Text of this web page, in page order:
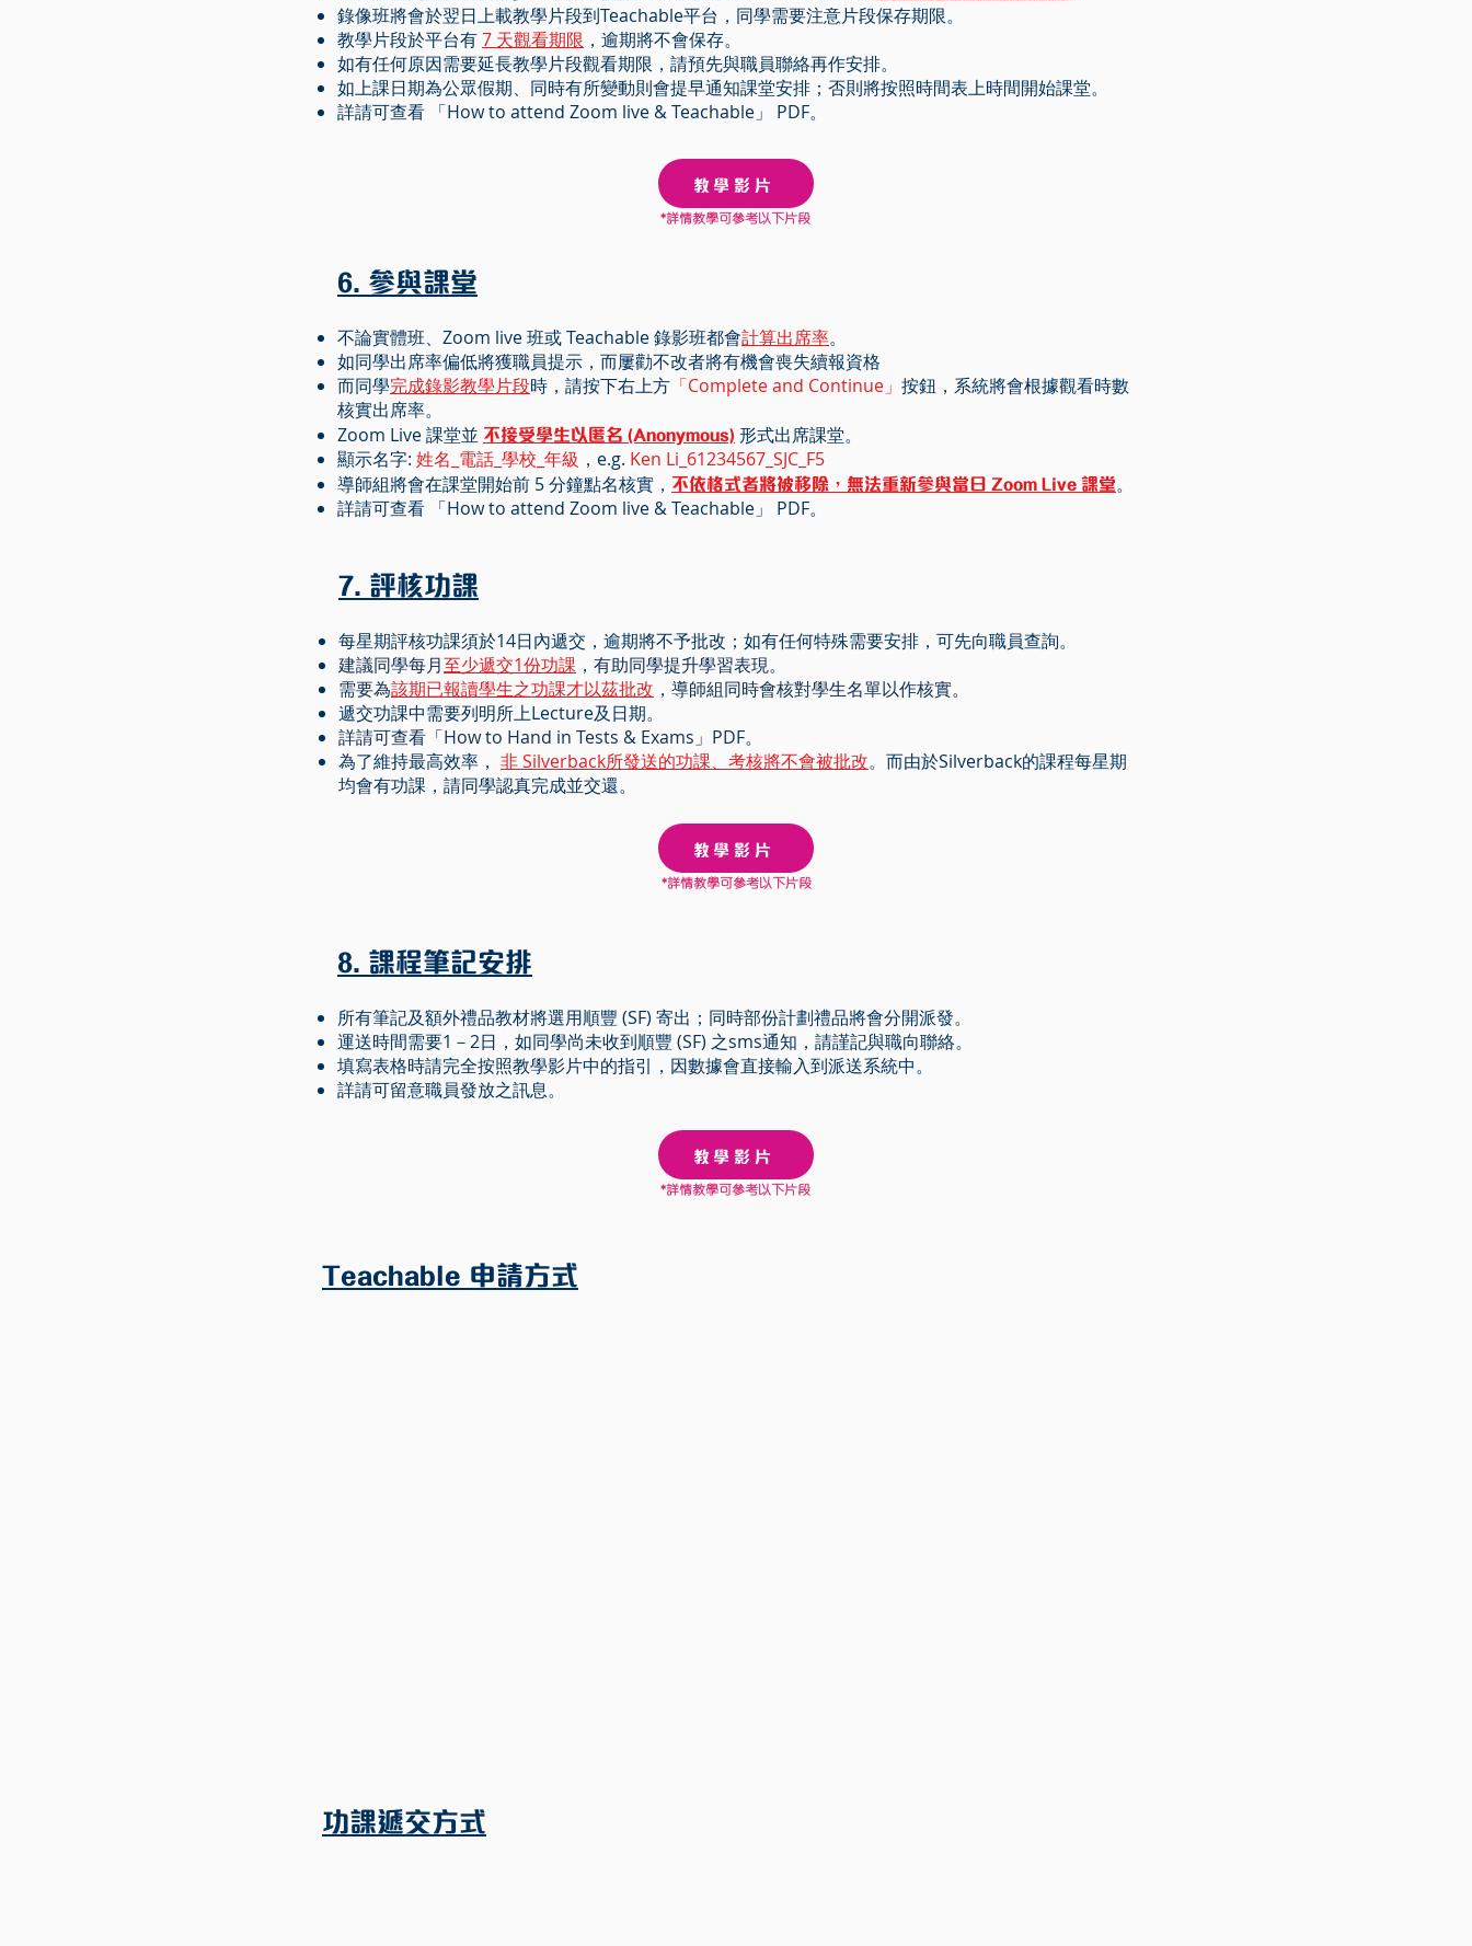
錄像班將會於翌日上載教學片段到Teachable平台，同學需要注意片段保存期限。
教學片段於平台有7 天觀看期限 ，逾期將不會保存。
如有任何原因需要延長教學片段觀看期限，請預先與職員聯絡再作安排。
如上課日期為公眾假期、同時有所變動則會提早通知課堂安排；否則將按照時間表上時間開始課堂。
詳請可查看 「How to attend Zoom live & Teachable」 PDF。
教學影片
*詳情教學可參考以下片段
6. 參與課堂
不論實體班、Zoom live 班或 Teachable 錄影班都會計算出席率。
如同學出席率偏低將獲職員提示，而屢勸不改者將有機會喪失續報資格
而同學完成錄影教學片段時，請按下右上方 「Complete and Continue」 按鈕，系統將會根據觀看時數
核實出席率。
Zoom Live 課堂並 不接受學生以匿名 (Anonymous) 形式出席課堂。
顯示名字: 姓名_電話_學校_年級 ，e.g. Ken Li_61234567_SJC_F5
導師組將會在課堂開始前 5 分鐘點名核實， 不依格式者將被移除，無法重新參與當日 Zoom Live 課堂。
詳請可查看 「How to attend Zoom live & Teachable」 PDF。
7. 評核功課
每星期評核功課須於14日內遞交，逾期將不予批改；如有任何特殊需要安排，可先向職員查詢。
建議同學每月至少遞交1份功課 ，有助同學提升學習表現。
需要為該期已報讀學生之功課才以茲批改 ，導師組同時會核對學生名單以作核實。
遞交功課中需要列明所上Lecture及日期。
詳請可查看「How to Hand in Tests & Exams」PDF。
為了維持最高效率， 非 Silverback所發送的功課、考核將不會被批改。而由於Silverback的課程每星期
均會有功課，請同學認真完成並交還。
教學影片
*詳情教學可參考以下片段
8. 課程筆記安排
所有筆記及額外禮品教材將選用順豐 (SF) 寄出；同時部份計劃禮品將會分開派發。
運送時間需要1－2日，如同學尚未收到順豐 (SF) 之sms通知，請謹記與職向聯絡。
填寫表格時請完全按照教學影片中的指引，因數據會直接輸入到派送系統中。
詳請可留意職員發放之訊息。
教學影片
*詳情教學可參考以下片段
Teachable 申請方式
功課遞交方式